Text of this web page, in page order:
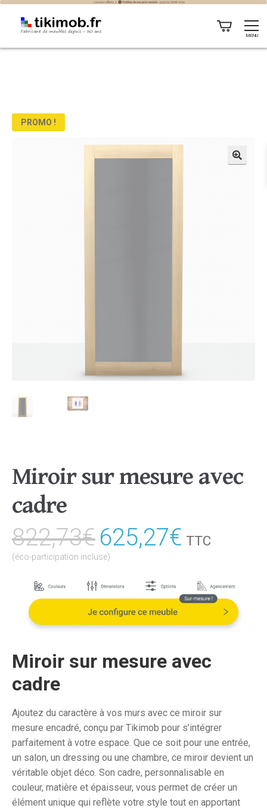
MENU
PROMO !
Miroir sur mesure avec
cadre
822,73€Le
prix
initial
était :
822,73€.
625,27€Le
actuel
est :
TTC
(éco-participation incluse)
Miroir sur mesure avec
cadre
Ajoutez du caractère à vos murs avec ce miroir sur
mesure encadré, conçu par Tikimob pour s’intégrer
parfaitement à votre espace. Que ce soit pour une entrée,
un salon, un dressing ou une chambre, ce miroir devient un
véritable objet déco. Son cadre, personnalisable en
couleur, matière et épaisseur, vous permet de créer un
élément unique qui reflète votre style tout en apportant